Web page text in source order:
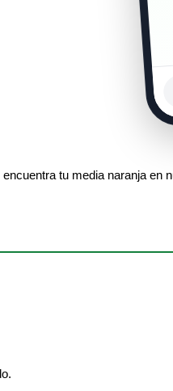
tu media naranja en